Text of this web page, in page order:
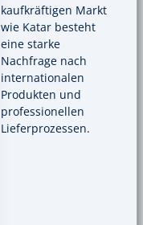
kaufkräftigen Markt
wie Katar besteht
eine starke
Nachfrage nach
internationalen
Produkten und
professionellen
Lieferprozessen.